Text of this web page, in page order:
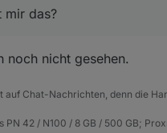
mir das?
noch nicht gesehen.
auf Chat-Nachrichten, denn die
PN 42 / N100 / 8 GB / 500 GB;